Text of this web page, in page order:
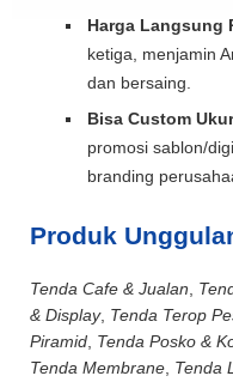
Harga Langsung
ketiga, menjamin
dan bersaing.
Bisa Custom
promosi sablon/
branding
Produk
Tenda Cafe & Jualan
& Display, Tenda Terop
Piramid Tenda Posko &
Tenda Membrane Tenda